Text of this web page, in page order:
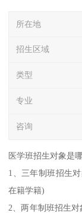
所在地
招生区域
类型
专业
咨询
医学班招生对象是
1、三年制班招生
在籍学籍)
2、两年制班招生